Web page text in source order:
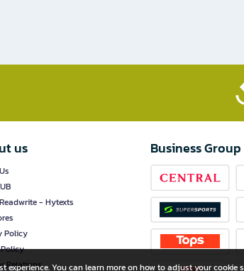
us
- Hytexts
Policy
Relations
Business Group
experience. You can learn more on how to adjust your cookie